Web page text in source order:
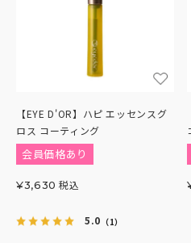
【EYE D'OR】ハピ エッセンスグ
ロス コーティング
会員価格あり
¥3,630 税込
5.0 （1）